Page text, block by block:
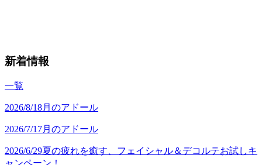
新着情報
一覧
2026/8/18月のアドール
2026/7/1 7月のアドール
2026/6/29夏の疲れを癒す、フェイシャル＆デコルテお試しキ
ャンペーン！